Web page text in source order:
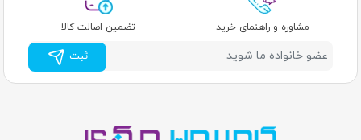
مشاوره و راهنمای خرید تضمین اصالت کالا
ثبت